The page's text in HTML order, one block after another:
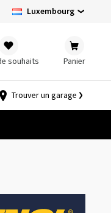
Luxembourg
souhaits Panier
Trouver un garage